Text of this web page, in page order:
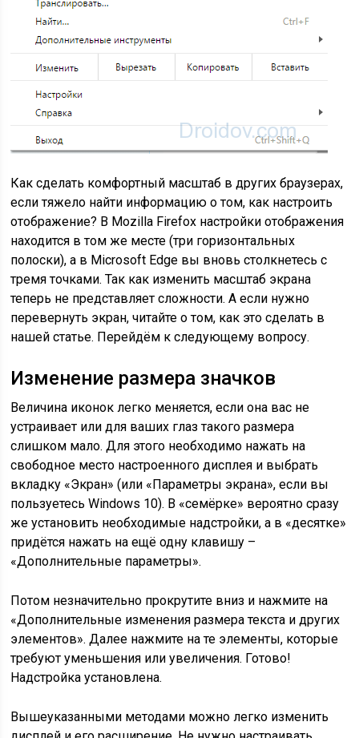
Как сделать комфортный масштаб в других браузерах,
если тяжело найти информацию о том, как настроить
отображение? В Mozilla Firefox настройки отображения
находится в том же месте (три горизонтальных
полоски), а в Microsoft Edge вы вновь столкнетесь с
тремя точками. Так как изменить масштаб экрана
теперь не представляет сложности. А если нужно
перевернуть экран, читайте о том, как это сделать в
нашей статье. Перейдём к следующему вопросу.
Изменение размера значков
Величина иконок легко меняется, если она вас не
устраивает или для ваших глаз такого размера
слишком мало. Для этого необходимо нажать на
свободное место настроенного дисплея и выбрать
вкладку «Экран» (или «Параметры экрана», если вы
пользуетесь Windows 10). В «семёрке» вероятно сразу
же установить необходимые надстройки, а в «десятке»
придётся нажать на ещё одну клавишу –
«Дополнительные параметры».
Потом незначительно прокрутите вниз и нажмите на
«Дополнительные изменения размера текста и других
элементов». Далее нажмите на те элементы, которые
требуют уменьшения или увеличения. Готово!
Надстройка установлена.
Вышеуказанными методами можно легко изменить